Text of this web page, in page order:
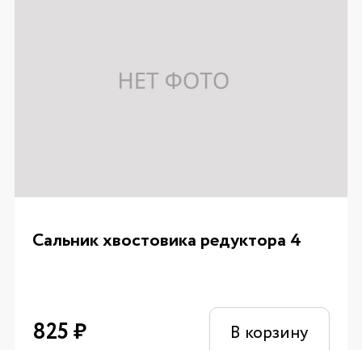
Сальник хвостовика редуктора 4
825₽ В корзину